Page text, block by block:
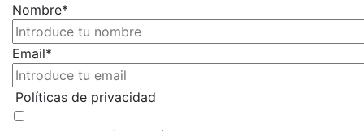
Nombre*
Email*
Políticas de privacidad